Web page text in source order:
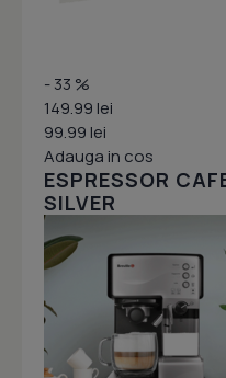
- 33 %
149.99 lei
99.99 lei
Adauga in cos
ESPRESSOR
SILVER